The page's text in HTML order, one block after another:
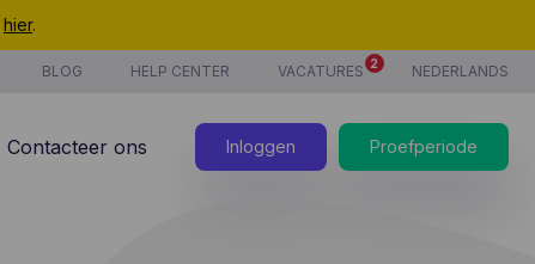
hier.
BLOG HELP CENTER VACATURES 2 NEDERLANDS
Contacteer ons Inloggen Proefperiode